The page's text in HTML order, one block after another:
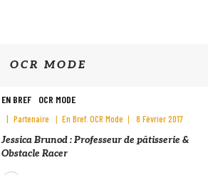
OCR MODE
EN BREF OCR MODE
Partenaire En Bref OCR Mode
8 Février 2017
Jessica Brunod : Professeur de pâtisserie &
Obstacle Racer